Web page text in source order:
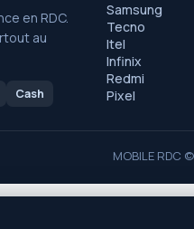
en RDC.
au
Cash
Samsung
Tecno
Itel
Infinix
Redmi
Pixel
MOBILE RDC